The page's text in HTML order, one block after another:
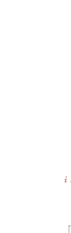
CARTE
GARONNE |
n°41082E |
Préfecture de
* : information non